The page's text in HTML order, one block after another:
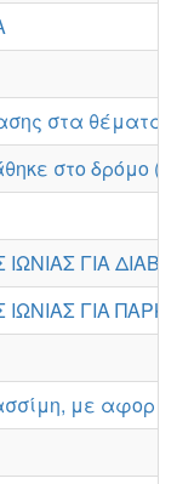
στα θέματα
στο δρόμο (
ΓΙΑ
ΓΙΑ
με